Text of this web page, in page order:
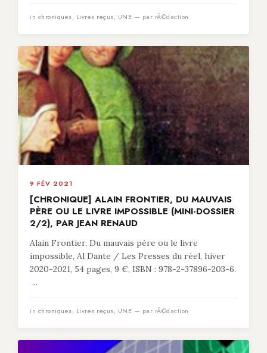
in chroniques, Livres reçus, UNE — par rÃ©daction
9 FÉV 2021
[CHRONIQUE] ALAIN FRONTIER, DU MAUVAIS
PÈRE OU LE LIVRE IMPOSSIBLE (MINI-DOSSIER
2/2), PAR JEAN RENAUD
Alain Frontier, Du mauvais père ou le livre
impossible, Al Dante / Les Presses du réel, hiver
2020-2021, 54 pages, 9 €, ISBN : 978-2-37896-203-6.
...
in chroniques, Livres reçus, UNE — par rÃ©daction